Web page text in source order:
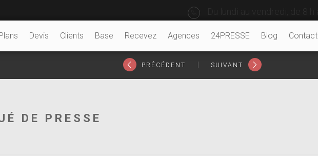
Devis Clients Base Recevez Agences 24PRESSE Blog Contact
PRÉCÉDENT SUIVANT
DE PRESSE